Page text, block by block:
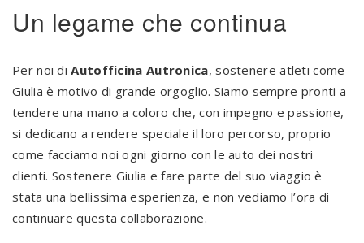
Un legame che continua
Per noi diAutofficina Autronica, sostenere atleti come
Giulia è motivo di grande orgoglio. Siamo sempre pronti a
tendere una mano a coloro che, con impegno e passione,
si dedicano a rendere speciale il loro percorso, proprio
come facciamo noi ogni giorno con le auto dei nostri
clienti. Sostenere Giulia e fare parte del suo viaggio è
stata una bellissima esperienza, e non vediamo l’ora di
continuare questa collaborazione.